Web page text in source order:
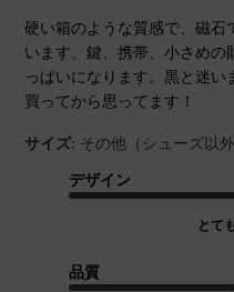
硬い箱のような質感で、磁石
います。鍵、携帯、小さめ
っぱいになります。黒と迷い
買ってから思ってます！
サイズ: その他（シューズ以外
デザイン
とて
品質